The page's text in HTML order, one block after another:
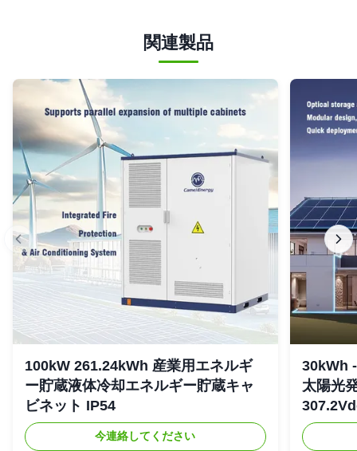
関連製品
100kW 261.24kWh 産業用エネルギ
ー貯蔵液体冷却エネルギー貯蔵キャ
ビネット IP54
今連絡してください
30kWh
太陽光